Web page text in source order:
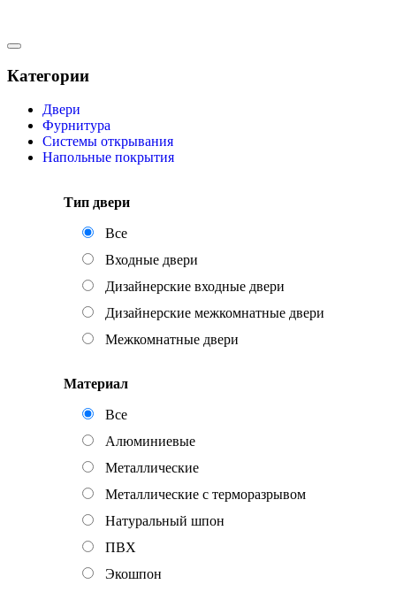
Категории
Двери
Фурнитура
Системы открывания
Напольные покрытия
Тип двери
Все
Входные двери
Дизайнерские входные двери
Дизайнерские межкомнатные двери
Межкомнатные двери
Материал
Все
Алюминиевые
Металлические
Металлические с терморазрывом
Натуральный шпон
ПВХ
Экошпон